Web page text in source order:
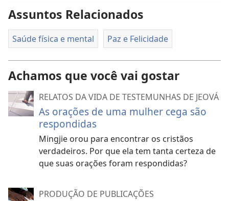
Assuntos Relacionados
Saúde física e mental Paz e Felicidade
Achamos que você vai gostar
RELATOS DA VIDA DE TESTEMUNHAS DE JEOVÁ
As orações de uma mulher cega são
respondidas
Mingjie orou para encontrar os cristãos
verdadeiros. Por que ela tem tanta certeza de
que suas orações foram respondidas?
PRODUÇÃO DE PUBLICAÇÕES